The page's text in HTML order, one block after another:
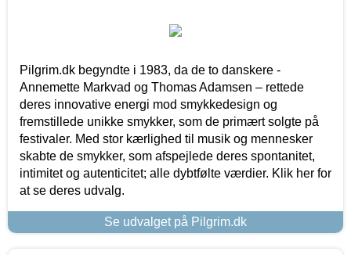
Pilgrim.dk begyndte i 1983, da de to danskere -
Annemette Markvad og Thomas Adamsen – rettede
deres innovative energi mod smykkedesign og
fremstillede unikke smykker, som de primært solgte på
festivaler. Med stor kærlighed til musik og mennesker
skabte de smykker, som afspejlede deres spontanitet,
intimitet og autenticitet; alle dybtfølte værdier. Klik her for
at se deres udvalg.
Se udvalget på Pilgrim.dk